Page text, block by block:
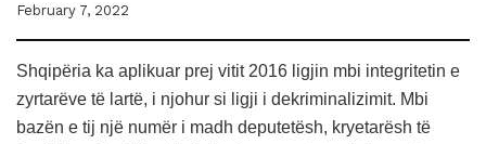
February 7, 2022
Shqipëria ka aplikuar prej vitit 2016 ligjin mbi integritetin e
zyrtarëve të lartë, i njohur si ligji i dekriminalizimit. Mbi
bazën e tij një numër i madh deputetësh, kryetarësh të